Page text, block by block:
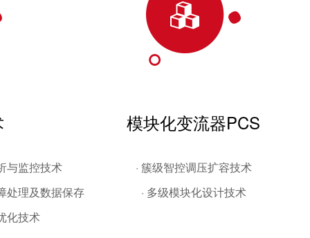
与监控技术
处理及数据保存
化技术
模块化变流器PCS
· 簇级智控调压扩容技术
· 多级模块化设计技术